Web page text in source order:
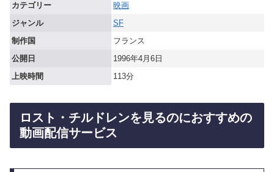
カテゴリー
映画
ジャンル
SF
制作国
フランス
公開日
1996年4月6日
上映時間
113分
ロスト・チルドレンを見るのにおすすめの
動画配信サービス